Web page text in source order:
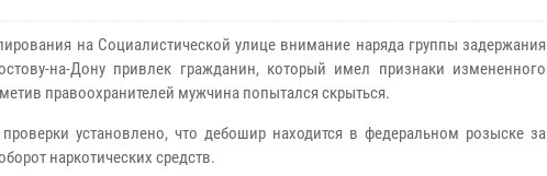
на Социалистической улице внимание наряда группы задержания
на-Дону привлек гражданин, который имел признаки измененного
правоохранителей мужчина попытался скрыться.
проверки установлено, что дебошир находится в федеральном розыске за
наркотических средств.